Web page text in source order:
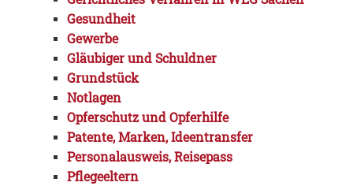
Gesundheit
Gewerbe
Gläubiger und Schuldner
Grundstück
Notlagen
Opferschutz und Opferhilfe
Patente, Marken, Ideentransfer
Personalausweis, Reisepass
Pflegeeltern